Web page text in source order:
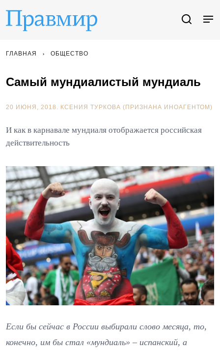
ГЛАВНАЯ ОБЩЕСТВО
Самый мундиалистый мундиаль
20 ИЮНЯ, 2018. КСЕНИЯ ТУРКОВА (ПРИЗНАНА ИНОАГЕНТОМ)
И как в карнавале мундиаля отображается российская
действительность
Если бы сейчас в России выбирали слово месяца, то,
конечно, им бы стал «мундиаль» – испанский, а